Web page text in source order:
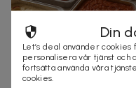
Din
Let’s deal använder
personalisera vår tjänst och
fortsätta använda våra
cookies.